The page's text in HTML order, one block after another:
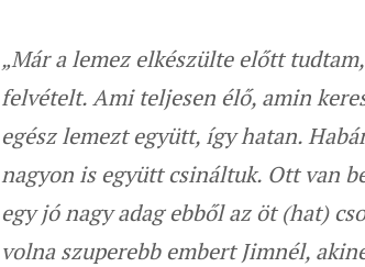
„Már a lemez elkészülte előtt
felvételt. Ami teljesen élő, amin
egész lemezt együtt, így hatan.
nagyon is együtt csináltuk. Ott van
egy jó nagy adag ebből az öt (hat)
volna szuperebb embert Jimnél,